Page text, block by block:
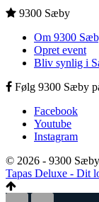
9300 Sæby
Om 9300
Opret event
Bliv synlig i
Følg 9300 Sæby
Facebook
Youtube
Instagram
© 2026 - 9300
Tapas Deluxe - Dit